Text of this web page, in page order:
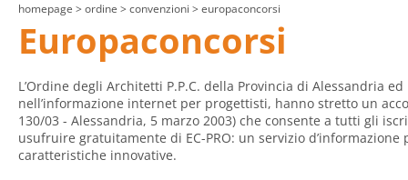
homepage > ordine > convenzioni > europaconcorsi
Europaconcorsi
L’Ordine degli Architetti P.P.C. della Provincia di Alessandria
nell’informazione internet per progettisti, hanno stretto un
130/03 - Alessandria, 5 marzo 2003) che consente a tutti gli
usufruire gratuitamente di EC-PRO: un servizio d’informazione
caratteristiche innovative.